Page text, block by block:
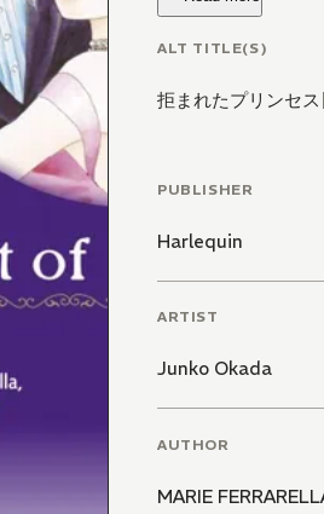
ALT TITLE(S)
拒まれたプリンセス |
PUBLISHER
Harlequin
ARTIST
Junko Okada
AUTHOR
MARIE